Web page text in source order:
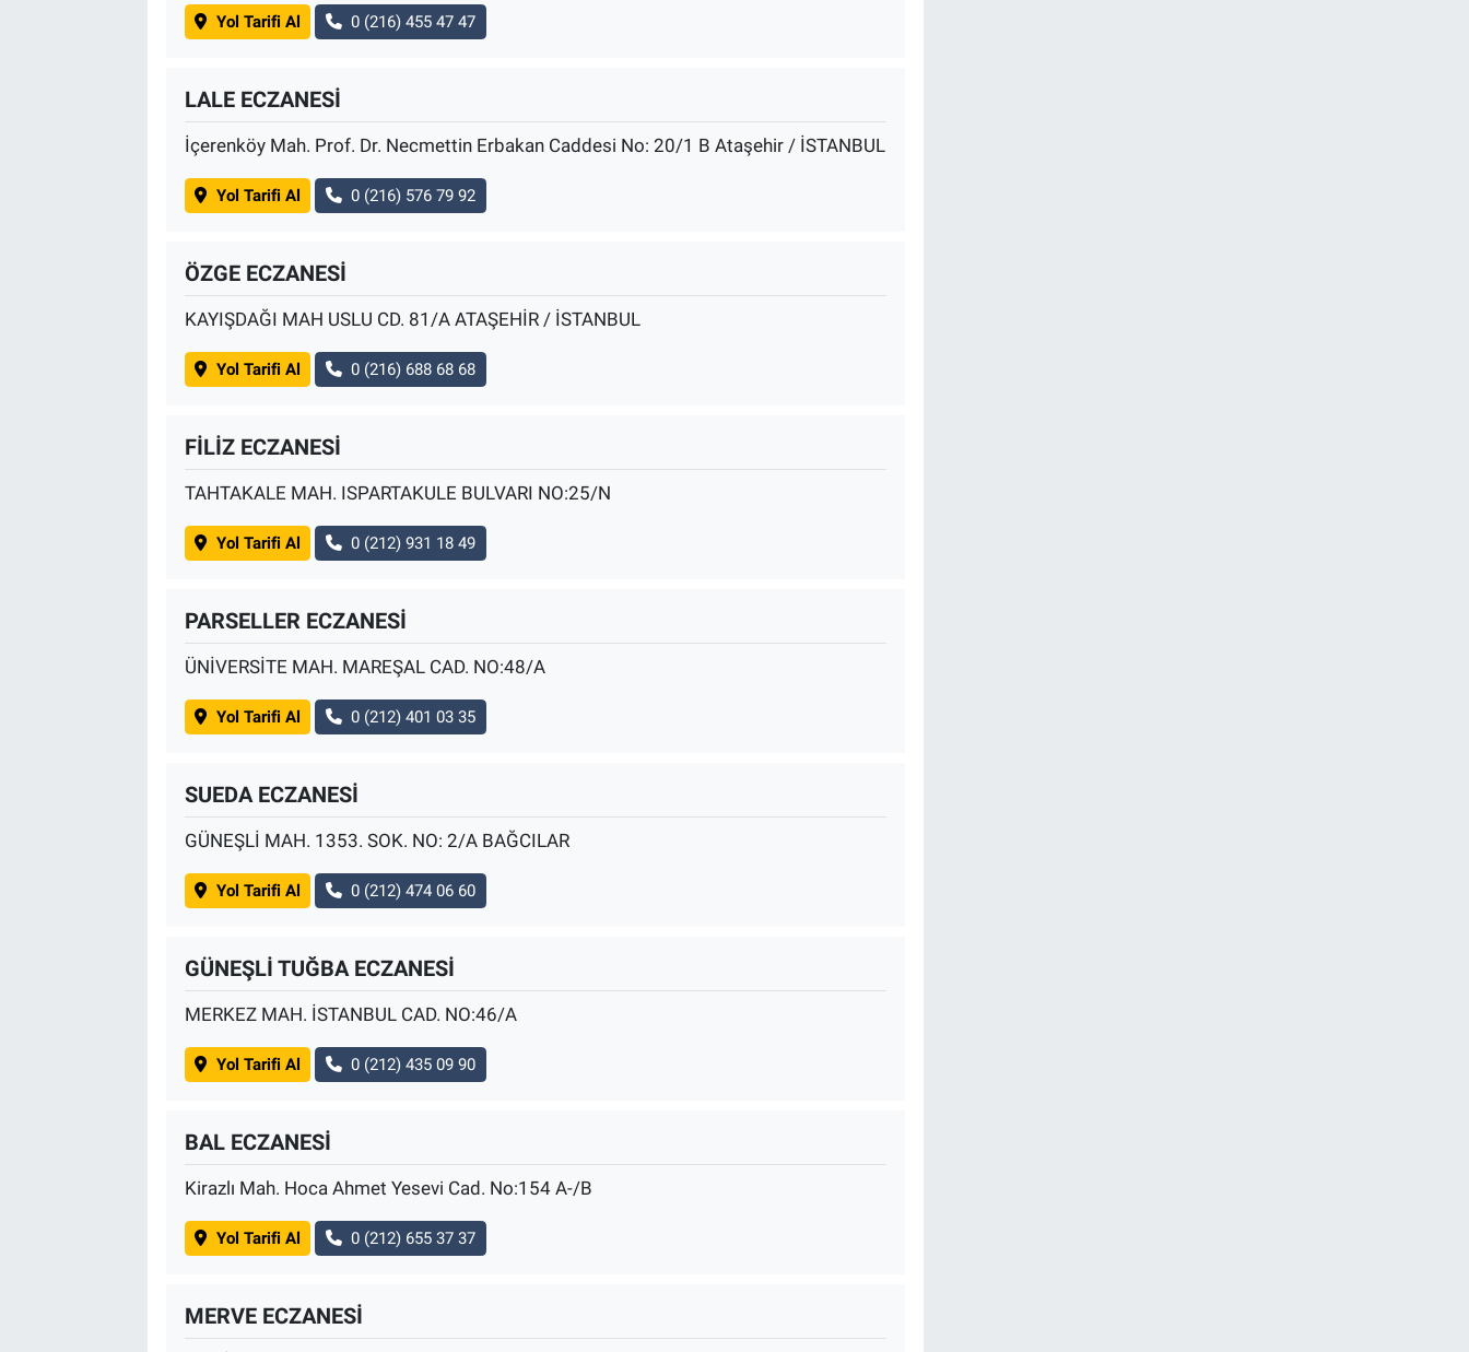
Yol Tarifi Al 0 (216) 455 47 47
LALE ECZANESİ
İçerenköy Mah. Prof. Dr. Necmettin Erbakan Caddesi No: 20/1 B Ataşehir / İSTANBUL
Yol Tarifi Al 0 (216) 576 79 92
ÖZGE ECZANESİ
KAYIŞDAĞI MAH USLU CD. 81/A ATAŞEHİR / İSTANBUL
Yol Tarifi Al 0 (216) 688 68 68
FİLİZ ECZANESİ
TAHTAKALE MAH. ISPARTAKULE BULVARI NO:25/N
Yol Tarifi Al 0 (212) 931 18 49
PARSELLER ECZANESİ
ÜNİVERSİTE MAH. MAREŞAL CAD. NO:48/A
Yol Tarifi Al 0 (212) 401 03 35
SUEDA ECZANESİ
GÜNEŞLİ MAH. 1353. SOK. NO: 2/A BAĞCILAR
Yol Tarifi Al 0 (212) 474 06 60
GÜNEŞLİ TUĞBA ECZANESİ
MERKEZ MAH. İSTANBUL CAD. NO:46/A
Yol Tarifi Al 0 (212) 435 09 90
BAL ECZANESİ
Kirazlı Mah. Hoca Ahmet Yesevi Cad. No:154 A-/B
Yol Tarifi Al 0 (212) 655 37 37
MERVE ECZANESİ